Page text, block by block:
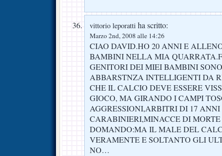
vittorio leporatti ha scritto:
Marzo 2nd, 2008 alle 14:26
CIAO DAVID.HO 20 ANNI E
BAMBINI NELLA MIA
GENITORI DEI MIEI BAMBINI
ABBARSTNZA INTELLIGENTI DA
CHE IL CALCIO DEVE ESSERE
GIOCO, MA GIRANDO I CAMPI
AGGRESSIONI,ARBITRI DI 17
CARABINIERI,MINACCE DI
DOMANDO:MA IL MALE DEL
VERAMENTE E SOLTANTO GLI
NO…